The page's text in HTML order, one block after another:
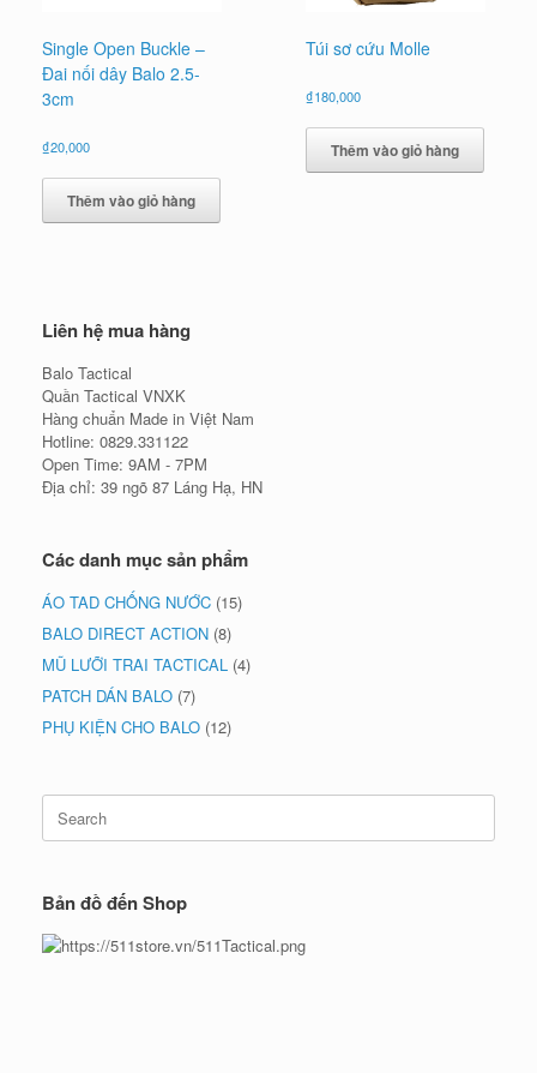
Single Open Buckle –
Đai nối dây Balo 2.5-
3cm
₫20,000
Thêm vào giỏ hàng
Túi sơ cứu Molle
₫180,000
Thêm vào giỏ hàng
Liên hệ mua hàng
Balo Tactical
Quần Tactical VNXK
Hàng chuẩn Made in Việt Nam
Hotline: 0829.331122
Open Time: 9AM - 7PM
Địa chỉ: 39 ngõ 87 Láng Hạ, HN
Các danh mục sản phẩm
ÁO TAD CHỐNG NƯỚC (15)
BALO DIRECT ACTION (8)
MŨ LƯỠI TRAI TACTICAL (4)
PATCH DÁN BALO (7)
PHỤ KIỆN CHO BALO (12)
Search
for:
Bản đồ đến Shop